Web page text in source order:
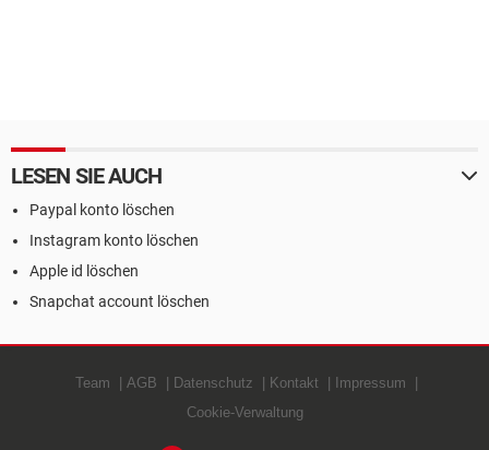
LESEN SIE AUCH
Paypal konto löschen
Instagram konto löschen
Apple id löschen
Snapchat account löschen
Team AGB Datenschutz Kontakt
Impressum
Cookie-Verwaltung